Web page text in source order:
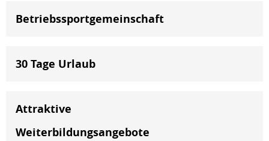
Betriebssportgemeinschaft
30 Tage Urlaub
Attraktive
Weiterbildungsangebote